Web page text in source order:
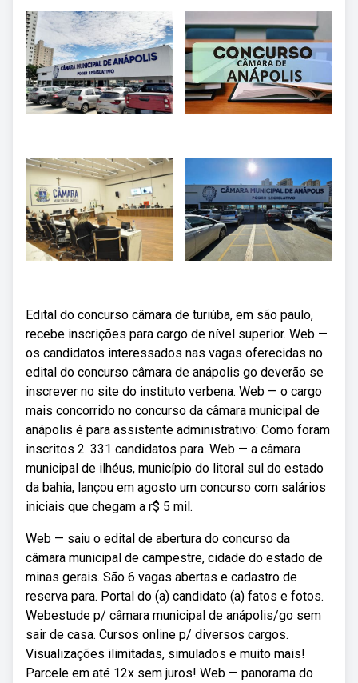
Edital do concurso câmara de turiúba, em são paulo,
recebe inscrições para cargo de nível superior. Web —
os candidatos interessados nas vagas oferecidas no
edital do concurso câmara de anápolis go deverão se
inscrever no site do instituto verbena. Web — o cargo
mais concorrido no concurso da câmara municipal de
anápolis é para assistente administrativo: Como foram
inscritos 2. 331 candidatos para. Web — a câmara
municipal de ilhéus, município do litoral sul do estado
da bahia, lançou em agosto um concurso com salários
iniciais que chegam a r$ 5 mil.
Web — saiu o edital de abertura do concurso da
câmara municipal de campestre, cidade do estado de
minas gerais. São 6 vagas abertas e cadastro de
reserva para. Portal do (a) candidato (a) fatos e fotos.
Webestude p/ câmara municipal de anápolis/go sem
sair de casa. Cursos online p/ diversos cargos.
Visualizações ilimitadas, simulados e muito mais!
Parcele em até 12x sem juros! Web — panorama do